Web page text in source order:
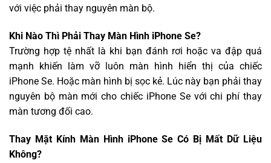
với việc phải thay nguyên màn bộ.
Khi Nào Thì Phải Thay Màn Hình iPhone Se?
Trường hợp tệ nhất là khi bạn đánh rơi hoặc va đập quá
mạnh khiến làm vỡ luôn màn hình hiển thị của chiếc
iPhone Se. Hoặc màn hình bị sọc kẻ. Lúc này bạn phải thay
nguyên bộ màn mới cho chiếc iPhone Se với chi phí thay
màn tương đối cao.
Thay Mặt Kính Màn Hình iPhone Se Có Bị Mất Dữ Liệu
Không?